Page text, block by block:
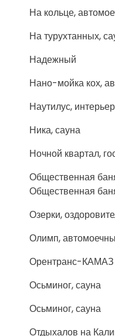
На кольце,
На турухтанных,
Надежный
Нано-мойка кох,
Наутилус,
Ника, сауна
Ночной квартал,
Общественная
Общественная
Озерки,
Олимп,
Орентранс-КАМАЗ
Осьминог, сауна
Осьминог, сауна
Отдыхалов на